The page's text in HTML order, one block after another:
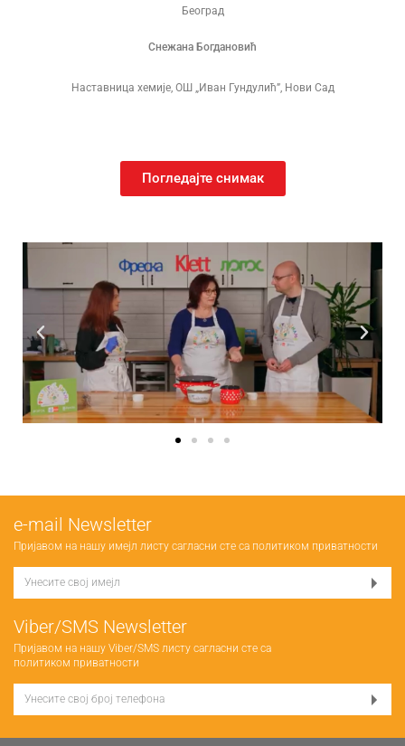
Београд
Снежана Богдановић
Наставница хемије, ОШ „Иван Гундулић”, Нови Сад
Погледајте снимак
е-mail Newsletter
Пријавом на нашу имејл листу сагласни сте са политиком приватности
Viber/SMS Newsletter
Пријавом на нашу Viber/SMS листу сагласни сте са
политиком приватности